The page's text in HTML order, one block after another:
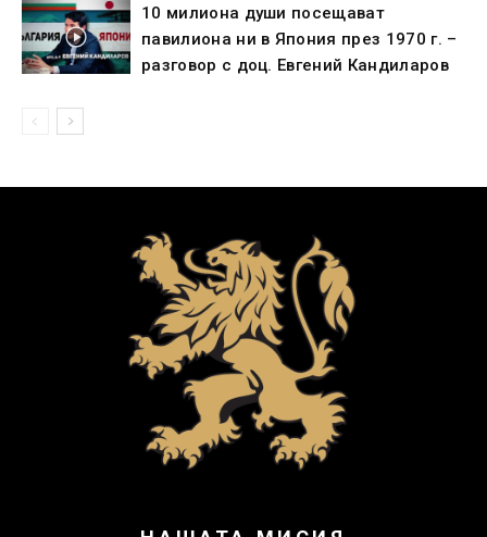
10 милиона души посещават
павилиона ни в Япония през 1970 г. –
разговор с доц. Евгений Кандиларов